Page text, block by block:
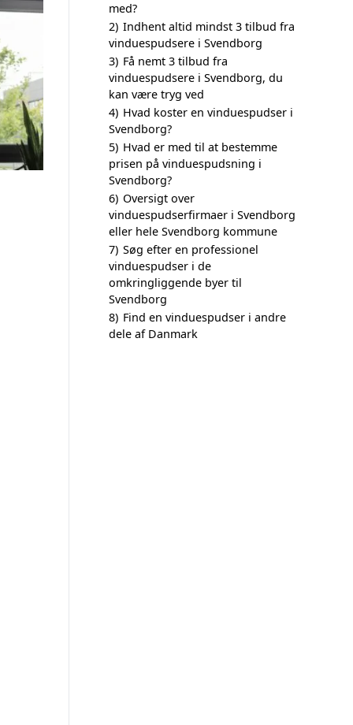
med?
2) Indhent altid mindst 3 tilbud fra
vinduespudsere i Svendborg
3) Få nemt 3 tilbud fra
vinduespudsere i Svendborg, du
kan være tryg ved
4) Hvad koster en vinduespudser i
Svendborg?
5) Hvad er med til at bestemme
prisen på vinduespudsning i
Svendborg?
6) Oversigt over
vinduespudserfirmaer i Svendborg
eller hele Svendborg kommune
7) Søg efter en professionel
vinduespudser i de
omkringliggende byer til
Svendborg
8) Find en vinduespudser i andre
dele af Danmark